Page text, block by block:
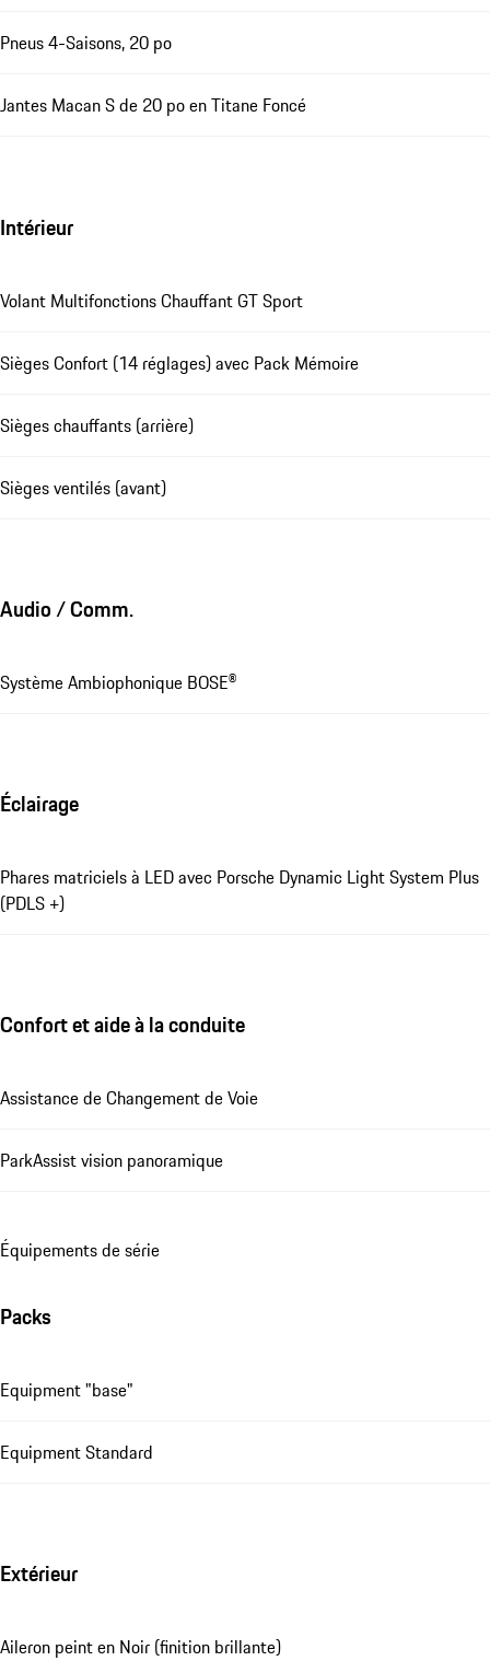
Pneus 4-Saisons, 20 po
Jantes Macan S de 20 po en Titane Foncé
Intérieur
Volant Multifonctions Chauffant GT Sport
Sièges Confort (14 réglages) avec Pack Mémoire
Sièges chauffants (arrière)
Sièges ventilés (avant)
Audio / Comm.
Système Ambiophonique BOSE®
Éclairage
Phares matriciels à LED avec Porsche Dynamic Light System Plus
(PDLS +)
Confort et aide à la conduite
Assistance de Changement de Voie
ParkAssist vision panoramique
Équipements de série
Packs
Equipment "base"
Equipment Standard
Extérieur
Aileron peint en Noir (finition brillante)